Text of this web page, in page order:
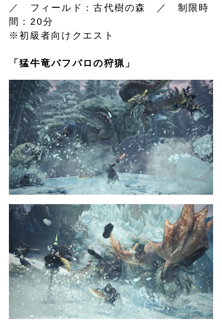
／ フィールド：古代樹の森 ／ 制限時
間：20分
※初級者向けクエスト
「猛牛竜バフバロの狩猟 」